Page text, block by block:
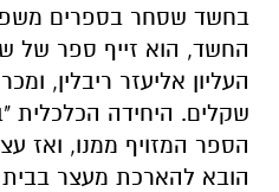
בחשד שסחר בספרים
החשד, הוא זייף ספר של
העליון אליעזר ריבלין,
שקלים. היחידה הכלכלית
הספר המזויף ממנו, ואז
הובא להארכת מעצר